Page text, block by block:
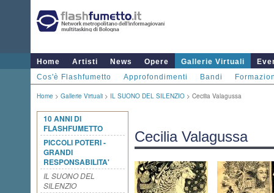
Home Artisti News Opere Gallerie Virtuali
Cos'è Flashfumetto
Approfondimenti Bandi
Home > Gallerie Virtuali > IL SUONO DEL SILENZIO > Cecilia Valagussa
10 ANNI DI
FLASHFUMETTO
PICCOLI POTERI -
GRANDI
RESPONSABILITA'
IL SUONO DEL
SILENZIO
Cecilia Valagussa